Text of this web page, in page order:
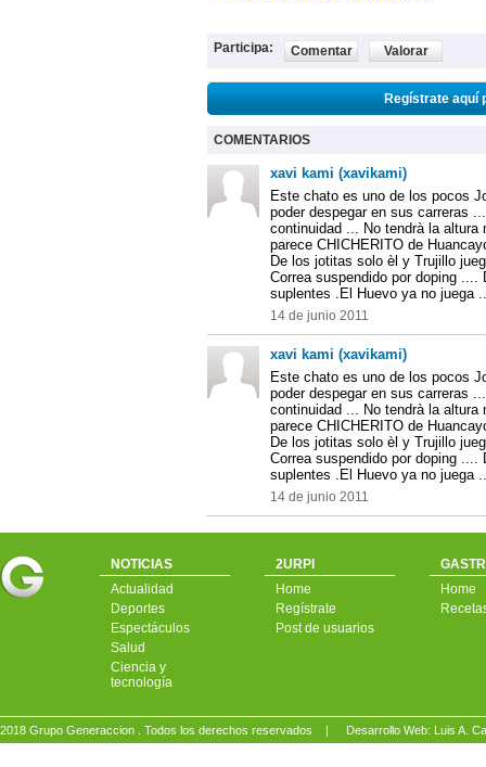
Participa: Comentar Valorar
Regístrate aquí
COMENTARIOS
xavi kami (xavikami)
Este chato es uno de los pocos
poder despegar en sus carreras
continuidad ... No tendrà la
parece CHICHERITO de
De los jotitas solo èl y Trujillo
Correa suspendido por doping ....
suplentes .El Huevo ya no juega
14 de junio 2011
xavi kami (xavikami)
Este chato es uno de los pocos
poder despegar en sus carreras
continuidad ... No tendrà la
parece CHICHERITO de
De los jotitas solo èl y Trujillo
Correa suspendido por doping ....
suplentes .El Huevo ya no juega
14 de junio 2011
NOTICIAS
Actualidad
Deportes
Espectáculos
Salud
Ciencia y
tecnología
2URPI
Home
Regístrate
Post de usuarios
Home
2018 Grupo Generaccion . Todos los derechos reservados | Desarrollo Web: Luis